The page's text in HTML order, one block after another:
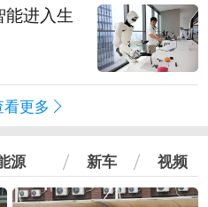
进入生
看更多
源 新车 视频